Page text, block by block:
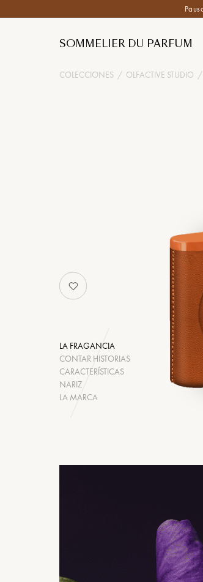
SOMMELIER DU PARFUM
COLECCIONES / OLFACTIVE STUDIO /
LA FRAGANCIA
CONTAR HISTORIAS
CARACTERÍSTICAS
NARIZ
LA MARCA